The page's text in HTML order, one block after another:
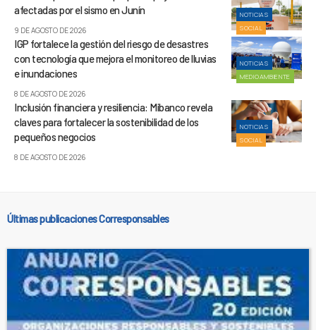
NOTICIAS
SOCIAL
afectadas por el sismo en Junín
9 DE AGOSTO DE 2026
NOTICIAS
MEDIOAMBIENTE
IGP fortalece la gestión del riesgo de desastres
con tecnología que mejora el monitoreo de lluvias
e inundaciones
8 DE AGOSTO DE 2026
NOTICIAS
SOCIAL
Inclusión financiera y resiliencia: Mibanco revela
claves para fortalecer la sostenibilidad de los
pequeños negocios
8 DE AGOSTO DE 2026
Últimas publicaciones Corresponsables